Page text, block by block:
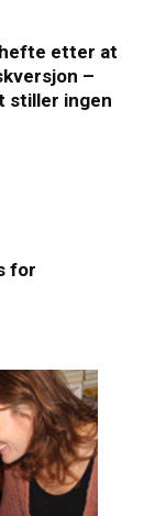
etter at
–
stiller ingen
for